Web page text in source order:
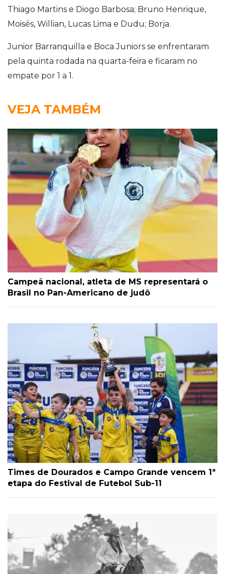
Thiago Martins e Diogo Barbosa; Bruno Henrique,
Moisés, Willian, Lucas Lima e Dudu; Borja.
Junior Barranquilla e Boca Juniors se enfrentaram
pela quinta rodada na quarta-feira e ficaram no
empate por 1 a 1.
VEJA TAMBÉM
Campeã nacional, atleta de MS representará o
Brasil no Pan-Americano de judô
Times de Dourados e Campo Grande vencem 1ª
etapa do Festival de Futebol Sub-11